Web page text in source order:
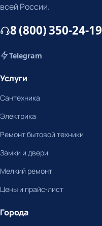
всей России.
8 (800) 350-24-19
Telegram
Услуги
Сантехника
Электрика
Ремонт бытовой техники
Замки и двери
Мелкий ремонт
Цены и прайс-лист
Города